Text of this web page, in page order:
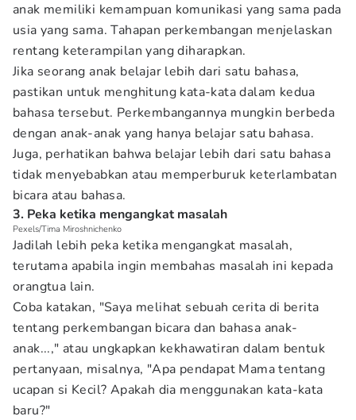
anak memiliki kemampuan komunikasi yang sama pada
usia yang sama. Tahapan perkembangan menjelaskan
rentang keterampilan yang diharapkan.
Jika seorang anak belajar lebih dari satu bahasa,
pastikan untuk menghitung kata-kata dalam kedua
bahasa tersebut. Perkembangannya mungkin berbeda
dengan anak-anak yang hanya belajar satu bahasa.
Juga, perhatikan bahwa belajar lebih dari satu bahasa
tidak menyebabkan atau memperburuk keterlambatan
bicara atau bahasa.
3. Peka ketika mengangkat masalah
Pexels/Tima Miroshnichenko
Jadilah lebih peka ketika mengangkat masalah,
terutama apabila ingin membahas masalah ini kepada
orangtua lain.
Coba katakan, "Saya melihat sebuah cerita di berita
tentang perkembangan bicara dan bahasa anak-
anak...," atau ungkapkan kekhawatiran dalam bentuk
pertanyaan, misalnya, "Apa pendapat Mama tentang
ucapan si Kecil? Apakah dia menggunakan kata-kata
baru?"